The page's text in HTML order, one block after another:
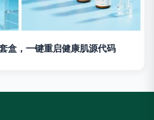
盒，一键重启健康肌源代码